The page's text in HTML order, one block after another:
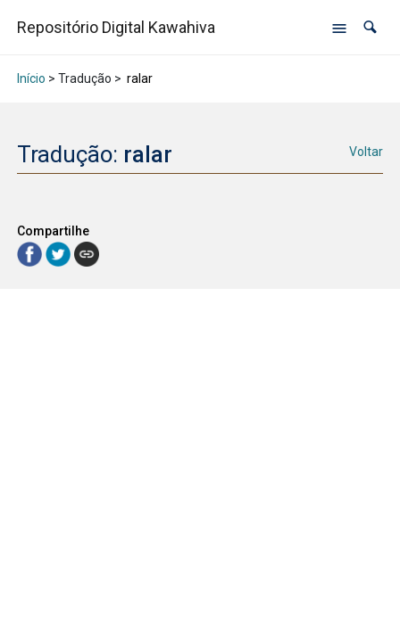
Repositório Digital Kawahiva
Início > Tradução > ralar
Tradução: ralar Voltar
Compartilhe